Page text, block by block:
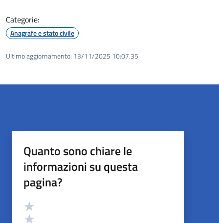
Categorie:
Anagrafe e stato civile
Ultimo aggiornamento: 13/11/2025 10:07.35
Quanto sono chiare le
informazioni su questa
pagina?
Valutazione